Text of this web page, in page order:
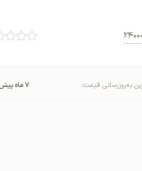
به‌روزرسانی قیمت: 7 ماه پیش